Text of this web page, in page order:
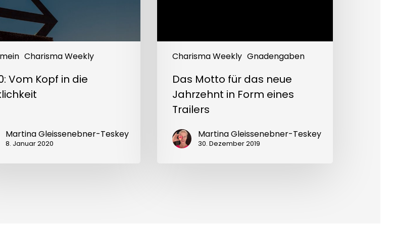
Charisma Weekly
Vom Kopf in die
Martina Gleissenebner-Teskey
8. Januar 2020
Charisma Weekly Gnadengaben
Das Motto für das neue
Jahrzehnt in Form eines
Trailers
Martina Gleissenebner-Teskey
30. Dezember 2019